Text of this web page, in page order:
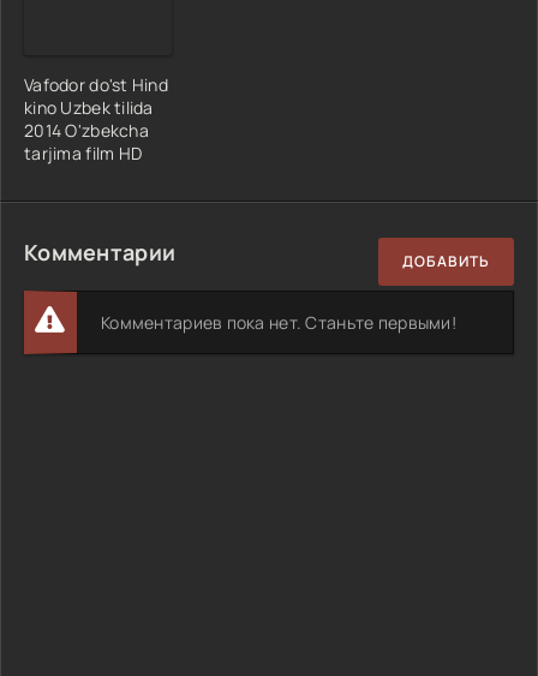
Vafodor do'st Hind
kino Uzbek tilida
2014 O'zbekcha
tarjima film HD
Комментарии ДОБАВИТЬ
Комментариев пока нет. Станьте первыми!